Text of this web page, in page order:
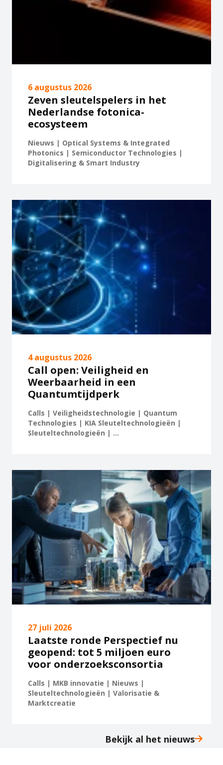
6 augustus 2026
Zeven sleutelspelers in het
Nederlandse fotonica-
ecosysteem
Nieuws | Optical Systems & Integrated
Photonics | Semiconductor Technologies |
Digitalisering & Smart Industry
4 augustus 2026
Call open: Veiligheid en
Weerbaarheid in een
Quantumtijdperk
Calls | Veiligheidstechnologie | Quantum
Technologies | KIA Sleuteltechnologieën |
Sleuteltechnologieën | ...
27 juli 2026
Laatste ronde Perspectief nu
geopend: tot 5 miljoen euro
voor onderzoeksconsortia
Calls | MKB innovatie | Nieuws |
Sleuteltechnologieën | Valorisatie &
Marktcreatie
Bekijk al het nieuws